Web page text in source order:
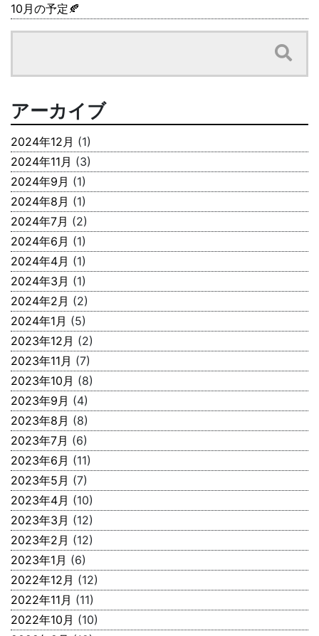
10月の予定🍂
アーカイブ
2024年12月 (1)
2024年11月 (3)
2024年9月 (1)
2024年8月 (1)
2024年7月 (2)
2024年6月 (1)
2024年4月 (1)
2024年3月 (1)
2024年2月 (2)
2024年1月 (5)
2023年12月 (2)
2023年11月 (7)
2023年10月 (8)
2023年9月 (4)
2023年8月 (8)
2023年7月 (6)
2023年6月 (11)
2023年5月 (7)
2023年4月 (10)
2023年3月 (12)
2023年2月 (12)
2023年1月 (6)
2022年12月 (12)
2022年11月 (11)
2022年10月 (10)